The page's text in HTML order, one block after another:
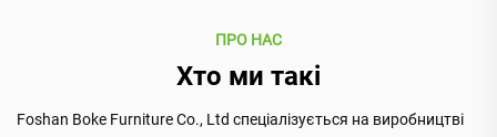
ПРО НАС
Хто ми такі
Foshan Boke Furniture Co., Ltd спеціалізується на виробництві